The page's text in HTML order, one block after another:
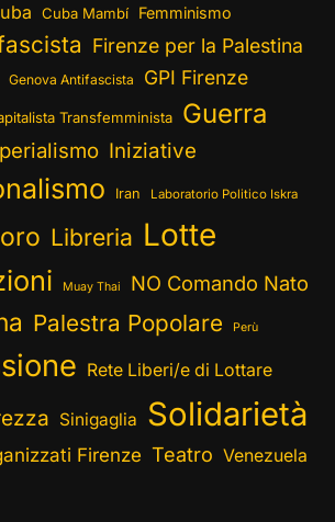
Cuba Mambí Femminismo
Firenze per la Palestina
Genova Antifascista GPI Firenze
Transfemminista Guerra
Iniziative
Iran Laboratorio Politico Iskra
Libreria Lotte
Muay Thai NO Comando Nato
Palestra Popolare Perù
Rete Liberi/e di Lottare
Sinigaglia Solidarietà
Firenze Teatro Venezuela